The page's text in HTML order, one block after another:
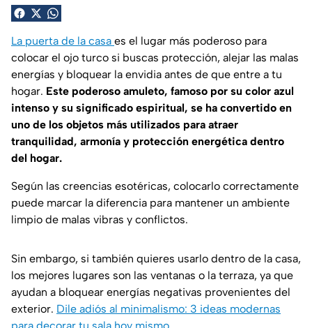
La puerta de la casa es el lugar más poderoso para
colocar el ojo turco si buscas protección, alejar las malas
energías y bloquear la envidia antes de que entre a tu
hogar. Este poderoso amuleto, famoso por su color azul
intenso y su significado espiritual, se ha convertido en
uno de los objetos más utilizados para atraer
tranquilidad, armonía y protección energética dentro
del hogar.
Según las creencias esotéricas, colocarlo correctamente
puede marcar la diferencia para mantener un ambiente
limpio de malas vibras y conflictos.
Sin embargo, si también quieres usarlo dentro de la casa,
los mejores lugares son las ventanas o la terraza, ya que
ayudan a bloquear energías negativas provenientes del
exterior. Dile adiós al minimalismo: 3 ideas modernas
para decorar tu sala hoy mismo